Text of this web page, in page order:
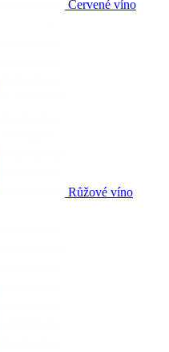
Červené víno
Růžové víno